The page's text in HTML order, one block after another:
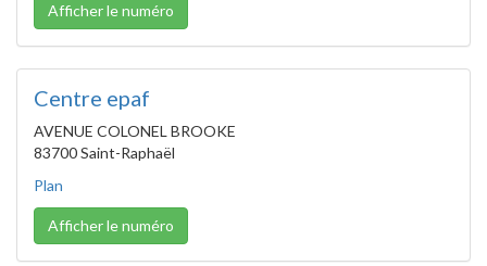
Afficher le numéro
Centre epaf
AVENUE COLONEL BROOKE
83700 Saint-Raphaël
Plan
Afficher le numéro